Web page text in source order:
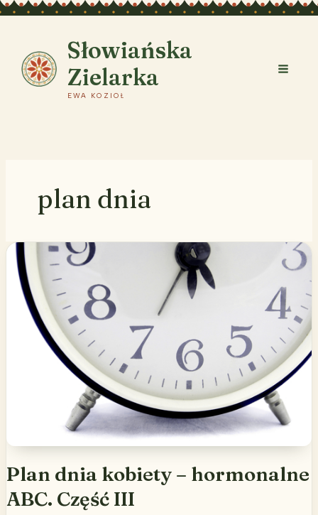
Przejdź
Słowiańska
Zielarka
EWA KOZIOŁ
plan dnia
Plan dnia kobiety – hormonalne
ABC. Część III